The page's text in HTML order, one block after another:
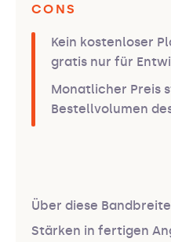
CONS
Kein kostenloser
gratis nur für
Monatlicher Preis
Bestellvolumen
Über diese
Stärken in fertigen